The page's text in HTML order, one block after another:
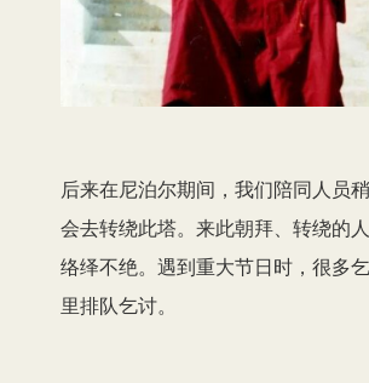
后来在尼泊尔期间，我们陪同人员
会去转绕此塔。来此朝拜、转绕的
络绎不绝。遇到重大节日时，很多
里排队乞讨。